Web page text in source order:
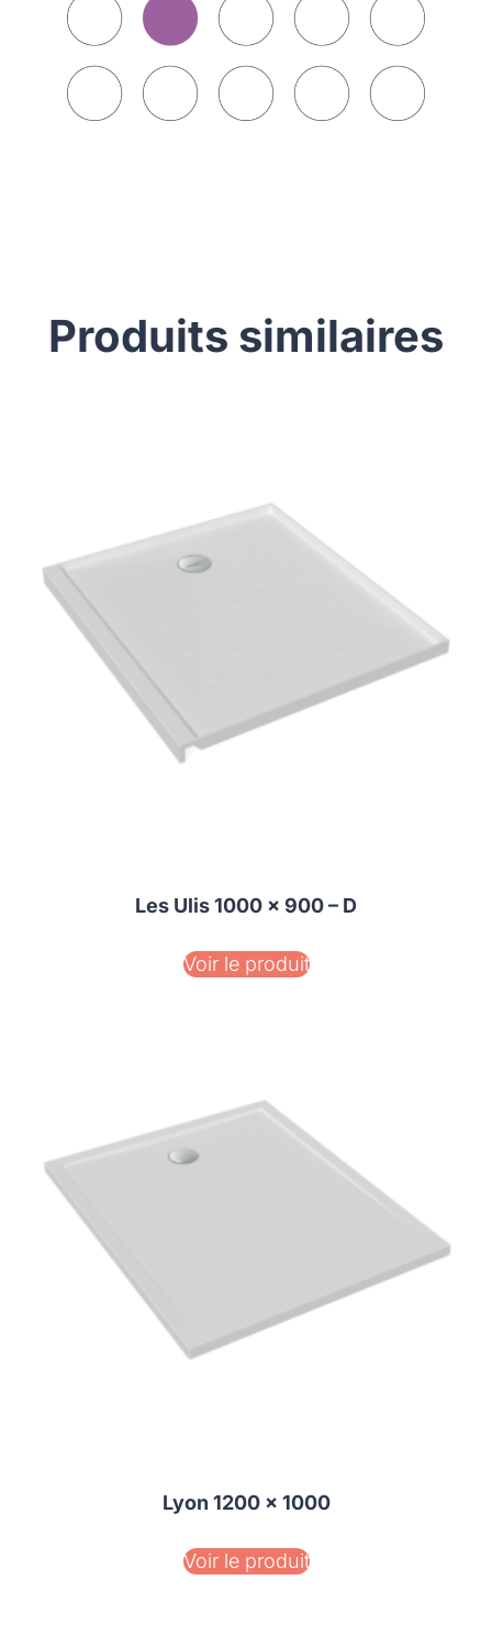
Produits similaires
Les Ulis 1000 x 900 – D
Voir le produit
Lyon 1200 x 1000
Voir le produit